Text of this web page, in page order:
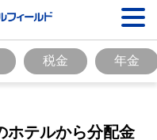
税金 年金
ホテルから分配金